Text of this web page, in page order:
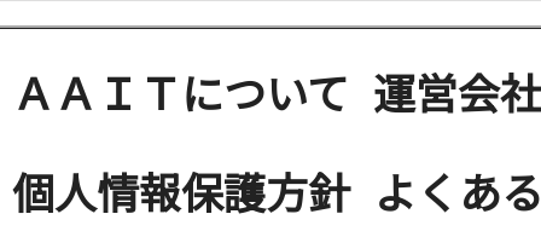
ＡＡＩＴについて 運営会社
個人情報保護方針 よくあ